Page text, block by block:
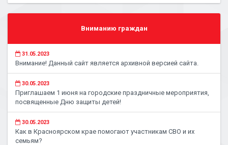
Вниманию граждан
31.05.2023
Внимание! Данный сайт является архивной версией сайта.
30.05.2023
Приглашаем 1 июня на городские праздничные мероприятия,
посвященные Дню защиты детей!
30.05.2023
Как в Красноярском крае помогают участникам СВО и их
семьям?